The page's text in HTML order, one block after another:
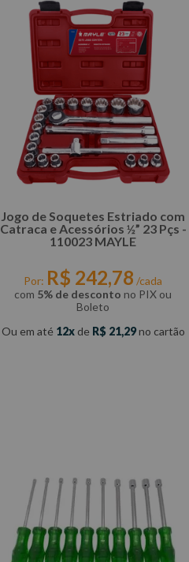
Jogo de Soquetes Estriado com
Catraca e Acessórios ½” 23 Pçs -
110023 MAYLE
Por: R$ 242,78 /cada
com 5% de desconto no PIX ou
Boleto
Ou em até 12 de R$ 21,29no cartão